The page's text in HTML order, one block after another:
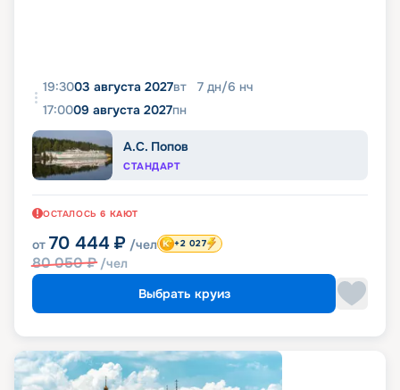
19:3003 августа 2027вт 7 дн/6 нч
17:0009 августа 2027пн
А.С. Попов
СТАНДАРТ
ОСТАЛОСЬ 6 КАЮТ
от 70 444 ₽ /чел
80 050₽ /чел
+2 027
Выбрать круиз